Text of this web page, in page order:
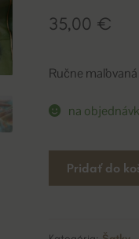
35,00 €
Ručne
na
množstvo
Pridať do